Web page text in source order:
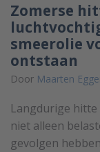
Zomerse
smeerolie
ontstaan
Door Maarten
Langdurige
niet alleen
gevolgen